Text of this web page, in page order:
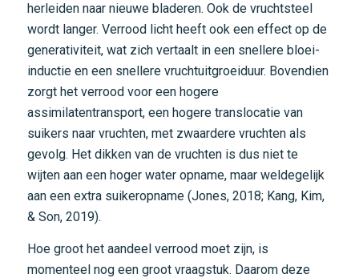
herleiden naar nieuwe bladeren. Ook de vruchtsteel
wordt langer. Verrood licht heeft ook een effect op de
generativiteit, wat zich vertaalt in een snellere bloei-
inductie en een snellere vruchtuitgroeiduur. Bovendien
zorgt het verrood voor een hogere
assimilatentransport, een hogere translocatie van
suikers naar vruchten, met zwaardere vruchten als
gevolg. Het dikken van de vruchten is dus niet te
wijten aan een hoger water opname, maar weldegelijk
aan een extra suikeropname (Jones, 2018; Kang, Kim,
& Son, 2019).
Hoe groot het aandeel verrood moet zijn, is
momenteel nog een groot vraagstuk. Daarom deze